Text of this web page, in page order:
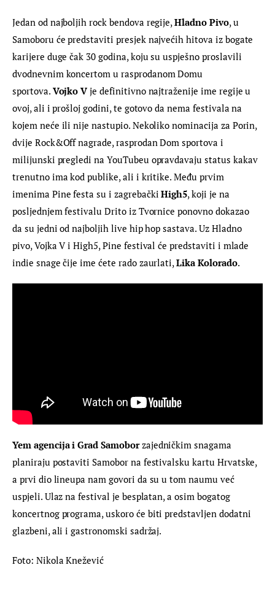
Jedan od najboljih rock bendova regije, Hladno Pivo, u
Samoboru će predstaviti presjek najvećih hitova iz bogate
karijere duge čak 30 godina, koju su uspješno proslavili
dvodnevnim koncertom u rasprodanom Domu
sportova. Vojko V je definitivno najtraženije ime regije u
ovoj, ali i prošloj godini, te gotovo da nema festivala na
kojem neće ili nije nastupio. Nekoliko nominacija za Porin,
dvije Rock&Off nagrade, rasprodan Dom sportova i
milijunski pregledi na YouTubeu opravdavaju status kakav
trenutno ima kod publike, ali i kritike. Među prvim
imenima Pine festa su i zagrebački High5, koji je na
posljednjem festivalu Drito iz Tvornice ponovno dokazao
da su jedni od najboljih live hip hop sastava. Uz Hladno
pivo, Vojka V i High5, Pine festival će predstaviti i mlade
indie snage čije ime ćete rado zaurlati, Lika Kolorado.
Yem agencija i Grad Samobor zajedničkim snagama
planiraju postaviti Samobor na festivalsku kartu Hrvatske,
a prvi dio lineupa nam govori da su u tom naumu već
uspjeli. Ulaz na festival je besplatan, a osim bogatog
koncertnog programa, uskoro će biti predstavljen dodatni
glazbeni, ali i gastronomski sadržaj.
Foto: Nikola Knežević